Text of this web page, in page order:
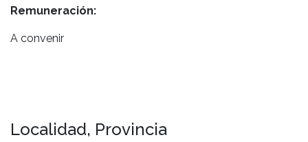
Remuneración:
A convenir
Localidad, Provincia